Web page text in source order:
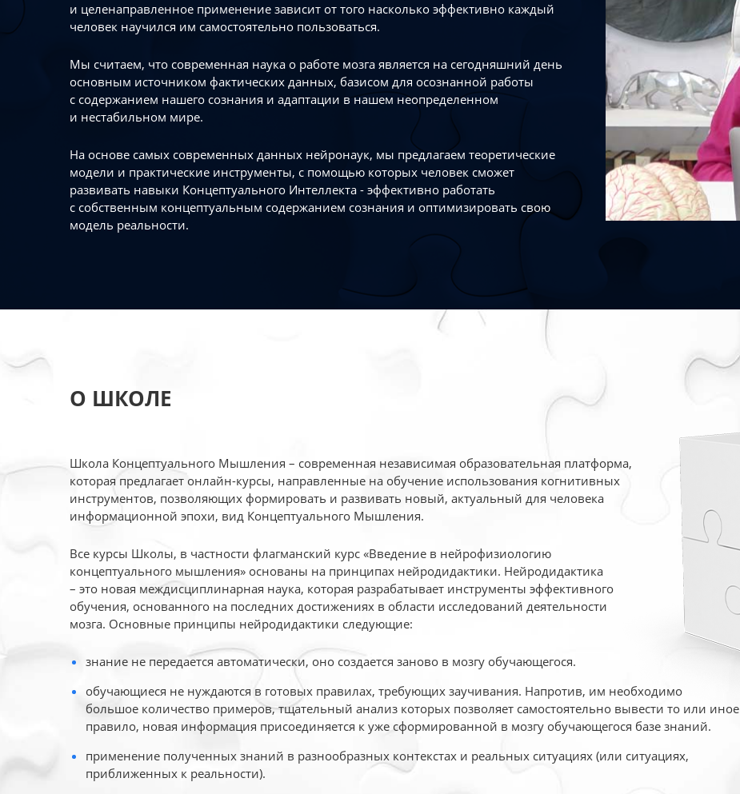
и целенаправленное применение зависит от того насколько эффективно каждый
человек научился им самостоятельно пользоваться.
Мы считаем, что современная наука о работе мозга является на сегодняшний день
основным источником фактических данных, базисом для осознанной работы
с содержанием нашего сознания и адаптации в нашем неопределенном
и нестабильном мире.
На основе самых современных данных нейронаук, мы предлагаем теоретические
модели и практические инструменты, с помощью которых человек сможет
развивать навыки Концептуального Интеллекта - эффективно работать
с собственным концептуальным содержанием сознания и оптимизировать свою
модель реальности.
О ШКОЛЕ
Школа Концептуального Мышления – современная независимая образовательная платформа,
которая предлагает онлайн-курсы, направленные на обучение использования когнитивных
инструментов, позволяющих формировать и развивать новый, актуальный для человека
информационной эпохи, вид Концептуального Мышления.
Все курсы Школы, в частности флагманский курс «Введение в нейрофизиологию
концептуального мышления» основаны на принципах нейродидактики. Нейродидактика
– это новая междисциплинарная наука, которая разрабатывает инструменты эффективного
обучения, основанного на последних достижениях в области исследований деятельности
мозга. Основные принципы нейродидактики следующие:
знание не передается автоматически, оно создается заново в мозгу обучающегося.
обучающиеся не нуждаются в готовых правилах, требующих заучивания. Напротив, им необходимо
большое количество примеров, тщательный анализ которых позволяет самостоятельно вывести то или иное
правило, новая информация присоединяется к уже сформированной в мозгу обучающегося базе знаний.
применение полученных знаний в разнообразных контекстах и реальных ситуациях (или ситуациях,
приближенных к реальности).